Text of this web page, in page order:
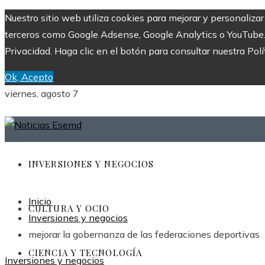
Nuestro sitio web utiliza cookies para mejorar y
terceros como Google Adsense, Google Analytics o
Privacidad. Haga clic en el botón para consultar nuestra
Ok, Acepto
viernes, agosto 7
INVERSIONES Y NEGOCIOS
CULTURA Y OCIO
CIENCIA Y TECNOLOGÍA
Inicio
Inversiones y negocios
mejorar la gobernanza de las federaciones deportivas
Inversiones y negocios